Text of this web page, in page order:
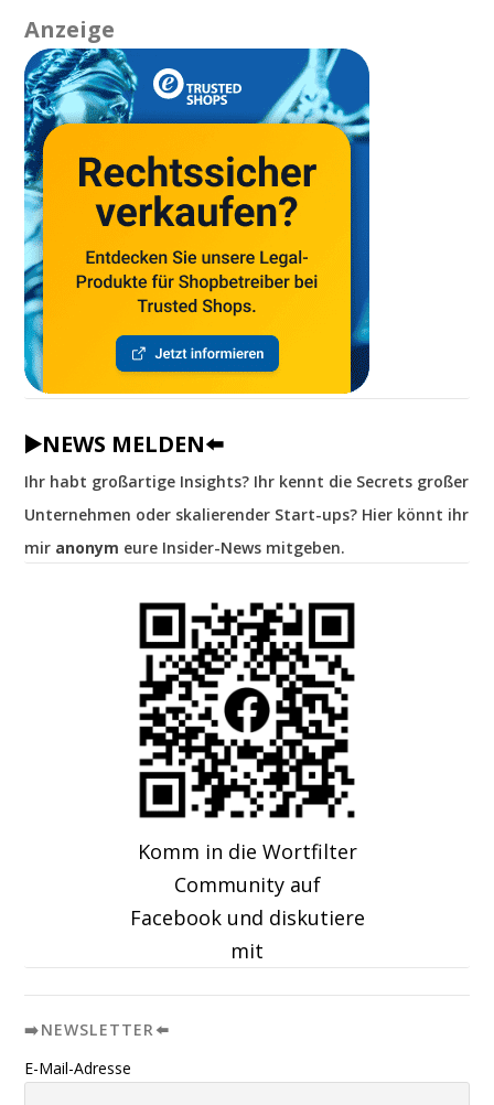
Anzeige
▶️NEWS MELDEN⬅️
Ihr habt großartige Insights? Ihr kennt die Secrets großer
Unternehmen oder skalierender Start-ups? Hier könnt ihr
mir anonym eure Insider-News mitgeben.
Komm in die Wortfilter
Community auf
Facebook und diskutiere
mit
➡️NEWSLETTER⬅️
E-Mail-Adresse